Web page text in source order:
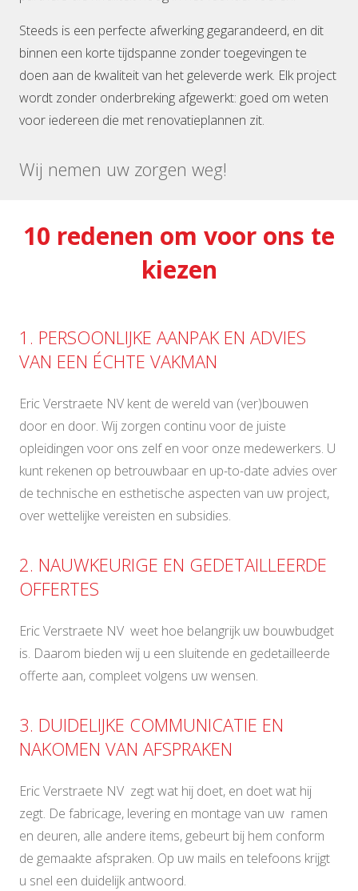
Steeds is een perfecte afwerking gegarandeerd, en dit
binnen een korte tijdspanne zonder toegevingen te
doen aan de kwaliteit van het geleverde werk. Elk project
wordt zonder onderbreking afgewerkt: goed om weten
voor iedereen die met renovatieplannen zit.
Wij nemen uw zorgen weg!
10 redenen om voor ons te
kiezen
1. PERSOONLIJKE AANPAK EN ADVIES
VAN EEN ÉCHTE VAKMAN
Eric Verstraete NV kent de wereld van (ver)bouwen
door en door. Wij zorgen continu voor de juiste
opleidingen voor ons zelf en voor onze medewerkers. U
kunt rekenen op betrouwbaar en up-to-date advies over
de technische en esthetische aspecten van uw project,
over wettelijke vereisten en subsidies.
2. NAUWKEURIGE EN GEDETAILLEERDE
OFFERTES
Eric Verstraete NV weet hoe belangrijk uw bouwbudget
is. Daarom bieden wij u een sluitende en gedetailleerde
offerte aan, compleet volgens uw wensen.
3. DUIDELIJKE COMMUNICATIE EN
NAKOMEN VAN AFSPRAKEN
Eric Verstraete NV zegt wat hij doet, en doet wat hij
zegt. De fabricage, levering en montage van uw ramen
en deuren, alle andere items, gebeurt bij hem conform
de gemaakte afspraken. Op uw mails en telefoons krijgt
u snel een duidelijk antwoord.